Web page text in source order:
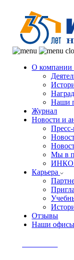
О компании
Наши
Журнал
Новости и
Мы в
Карьера
Отзывы
Наши офисы